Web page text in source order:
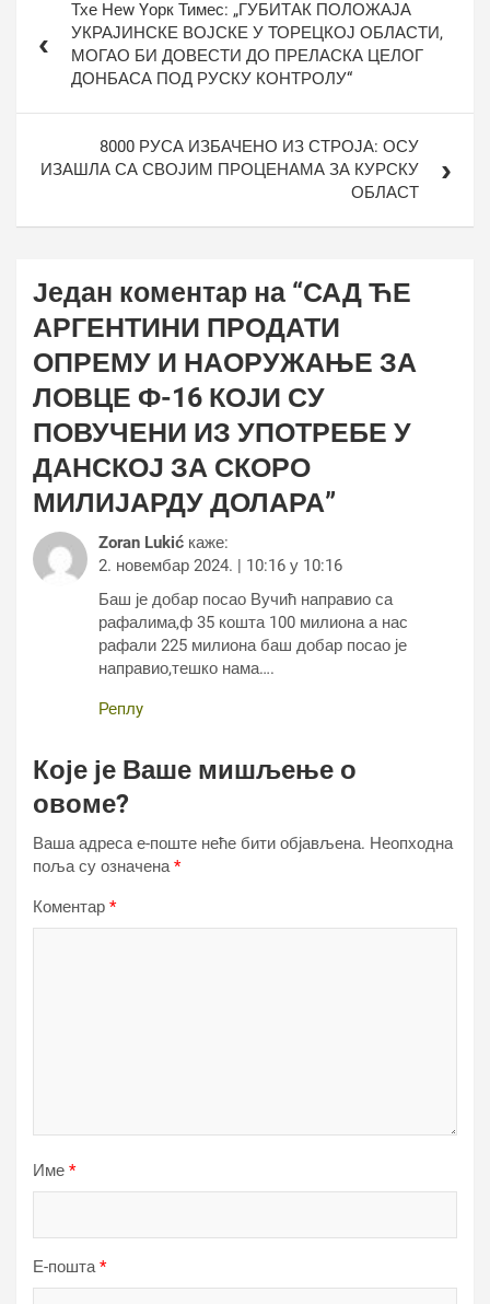
чланкаТхе Неw Yорк Тимес: „ГУБИТАК ПОЛОЖАЈА
УКРАЈИНСКЕ ВОЈСКЕ У ТОРЕЦКОЈ ОБЛАСТИ,
МОГАО БИ ДОВЕСТИ ДО ПРЕЛАСКА ЦЕЛОГ
ДОНБАСА ПОД РУСКУ КОНТРОЛУ“
8000 РУСА ИЗБАЧЕНО ИЗ СТРОЈА: ОСУ
ИЗАШЛА СА СВОЈИМ ПРОЦЕНАМА ЗА КУРСКУ
ОБЛАСТ
Један коментар на “САД ЋЕ
АРГЕНТИНИ ПРОДАТИ
ОПРЕМУ И НАОРУЖАЊЕ ЗА
ЛОВЦЕ Ф-16 КОЈИ СУ
ПОВУЧЕНИ ИЗ УПОТРЕБЕ У
ДАНСКОЈ ЗА СКОРО
МИЛИЈАРДУ ДОЛАРА”
Zoran Lukić каже:
2. новембар 2024. | 10:16 у 10:16
Баш је добар посао Вучић направио са
рафалима,ф 35 кошта 100 милиона а нас
рафали 225 милиона баш добар посао је
направио,тешко нама….
Реплy
Које је Ваше мишљење о
овоме?
Ваша адреса е-поште неће бити објављена. Неопходна
поља су означена*
Коментар *
Име *
Е-пошта*